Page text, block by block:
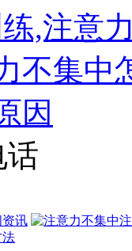
话
资讯
法